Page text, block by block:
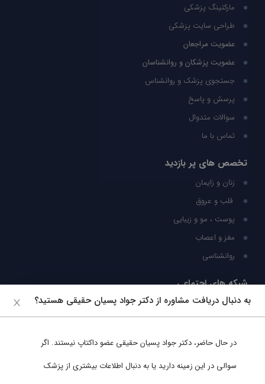
مارکتینگ پزشکی
طراحی سایت پزشکی
عضویت مراجعان
عضویت پزشکان و روانشناسان
جستجوی پزشک و روانشناس
پرسش و پاسخ
سوالات متدوال
تماس با ما
تخصص های پر بازدید
زنان و زایمان
قلب و عروق
پوست ، مو و زیبایی
مغز و اعصاب
روانشناسی
شبکه های اجتماعی
ما را در شبکه های اجتماعی دنبال کنید
به دنبال دریافت مشاوره از دکتر جواد پسیان حقیقی هستید؟
در حال حاضر، دکتر جواد پسیان حقیقی عضو داکتاپ نیستند. اگر
سوالی در این زمینه دارید یا به دنبال اطلاعات بیشتری از پزشک